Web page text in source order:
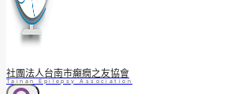
社團法人台南市癲癇之友協會
Tainan Epilepsy Association